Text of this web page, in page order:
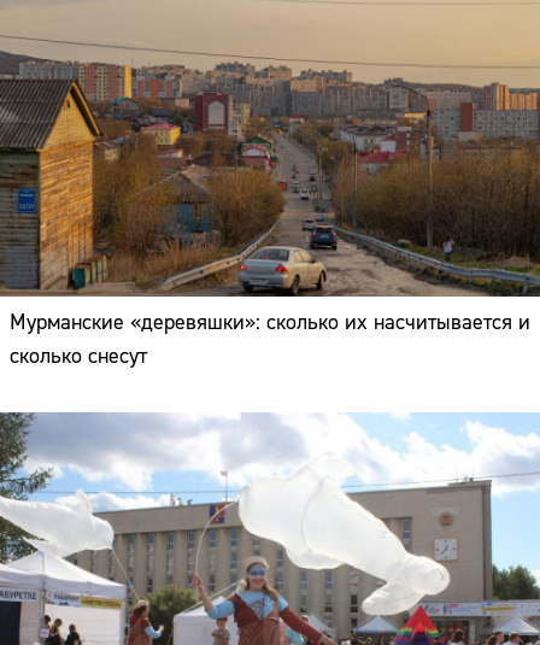
Мурманские «деревяшки»: сколько их насчитывается и
сколько снесут